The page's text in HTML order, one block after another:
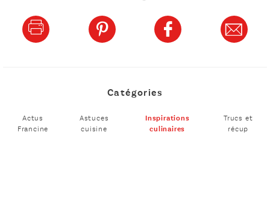
Catégories
Actus
Francine
Astuces
cuisine
Inspirations
culinaires
Trucs et
récup